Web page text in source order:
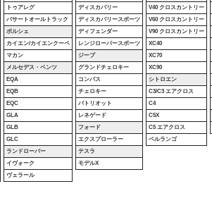
トゥアレグ
パサートオールトラック
ポルシェ
カイエン/カイエンクーペ
マカン
メルセデス・ベンツ
EQA
EQB
EQC
GLA
GLB
GLC
ランドローバー
イヴォーク
ヴェラール
ディスカバリー
ディスカバリースポーツ
ディフェンダー
レンジローバースポーツ
ジープ
グランドチェロキー
コンパス
チェロキー
パトリオット
レネゲード
フォード
エクスプローラー
テスラ
モデルX
V40 クロスカントリー
V60 クロスカントリー
V90 クロスカントリー
XC40
XC70
XC90
シトロエン
C3/C3 エアクロス
C4
C5X
C5 エアクロス
ベルランゴ